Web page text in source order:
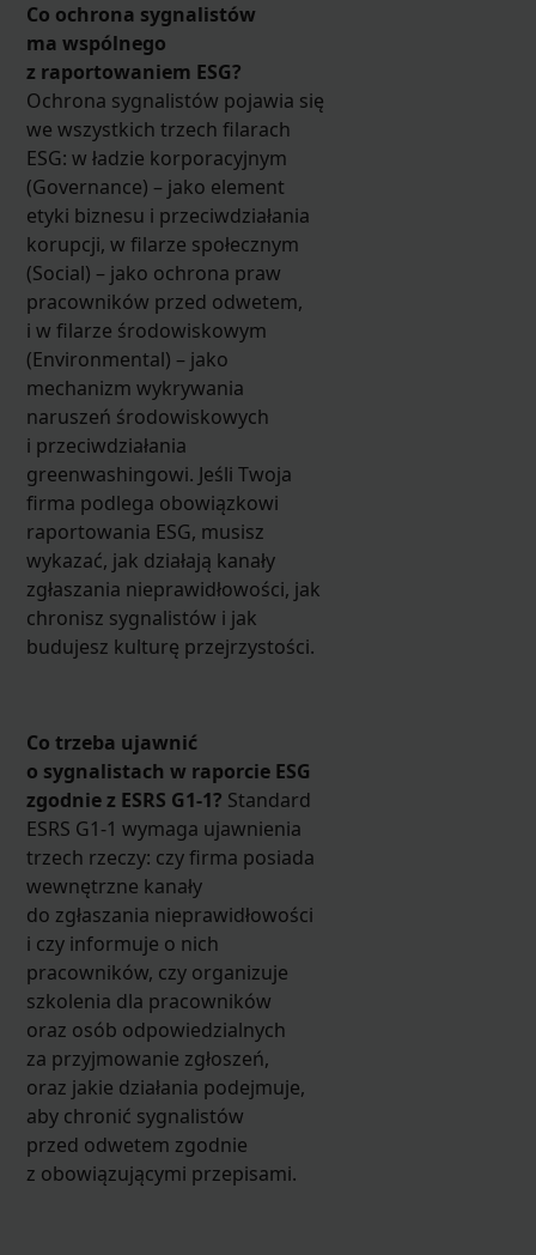
Co ochrona sygnalistów
ma wspólnego
z raportowaniem ESG?
Ochrona sygnalistów pojawia się
we wszystkich trzech filarach
ESG: w ładzie korporacyjnym
(Governance) – jako element
etyki biznesu i przeciwdziałania
korupcji, w filarze społecznym
(Social) – jako ochrona praw
pracowników przed odwetem,
i w filarze środowiskowym
(Environmental) – jako
mechanizm wykrywania
naruszeń środowiskowych
i przeciwdziałania
greenwashingowi. Jeśli Twoja
firma podlega obowiązkowi
raportowania ESG, musisz
wykazać, jak działają kanały
zgłaszania nieprawidłowości, jak
chronisz sygnalistów i jak
budujesz kulturę przejrzystości.
Co trzeba ujawnić
o sygnalistach w raporcie ESG
zgodnie z ESRS G1-1? Standard
ESRS G1-1 wymaga ujawnienia
trzech rzeczy: czy firma posiada
wewnętrzne kanały
do zgłaszania nieprawidłowości
i czy informuje o nich
pracowników, czy organizuje
szkolenia dla pracowników
oraz osób odpowiedzialnych
za przyjmowanie zgłoszeń,
oraz jakie działania podejmuje,
aby chronić sygnalistów
przed odwetem zgodnie
z obowiązującymi przepisami.